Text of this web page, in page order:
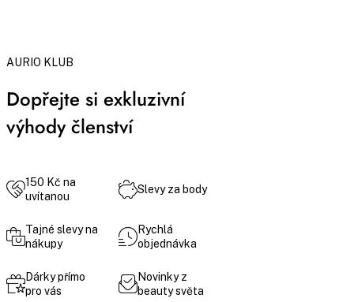
AURIO KLUB
Dopřejte si exkluzivní
výhody členství
150 Kč na
uvítanou
Slevy za body
Tajné slevy na
nákupy
Rychlá
objednávka
Dárky přímo
pro vás
Novinky z
beauty světa